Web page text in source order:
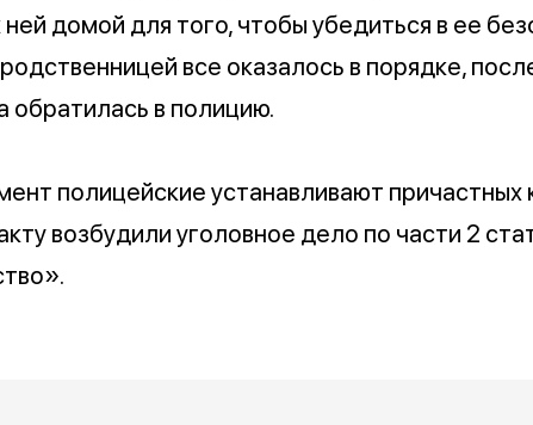
домой для того, чтобы убедиться в ее
все оказалось в порядке,
обратилась в полицию.
полицейские устанавливают причастных
возбудили уголовное дело по части 2